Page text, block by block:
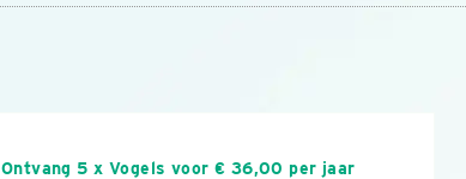
Ontvang 5 x Vogels voor € 36,00 per jaar